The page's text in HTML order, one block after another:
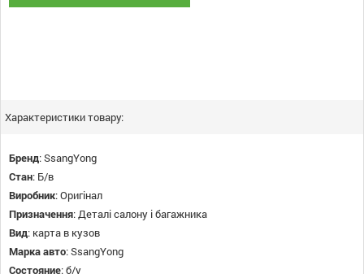
Характеристики товару:
Бренд:SsangYong
Стан: Б/в
Виробник:Оригінал
Призначення:Деталі салону і багажника
Вид: карта в кузов
Марка авто:SsangYong
Состояние:б/у